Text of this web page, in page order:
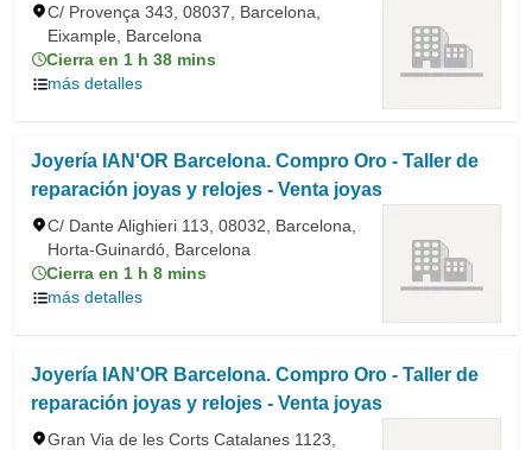
C/ Provença 343, 08037, Barcelona,
Eixample, Barcelona
Cierra en 1 h 38 mins
más detalles
Joyería IAN'OR Barcelona. Compro Oro - Taller de
reparación joyas y relojes - Venta joyas
C/ Dante Alighieri 113, 08032, Barcelona,
Horta-Guinardó, Barcelona
Cierra en 1 h 8 mins
más detalles
Joyería IAN'OR Barcelona. Compro Oro - Taller de
reparación joyas y relojes - Venta joyas
Gran Via de les Corts Catalanes 1123,